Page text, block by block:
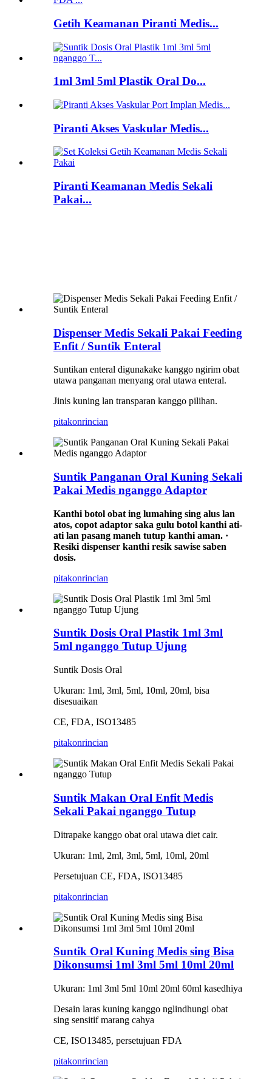
Getih Keamanan Piranti Medis...
1ml 3ml 5ml Plastik Oral Do...
Piranti Akses Vaskular Medis...
Piranti Keamanan Medis Sekali
Pakai...
Dispenser Medis Sekali Pakai Feeding
Enfit / Suntik Enteral
Suntikan enteral digunakake kanggo ngirim obat
utawa panganan menyang oral utawa enteral.
Jinis kuning lan transparan kanggo pilihan.
pitakonrincian
Suntik Panganan Oral Kuning Sekali
Pakai Medis nganggo Adaptor
Kanthi botol obat ing lumahing sing alus lan
atos, copot adaptor saka gulu botol kanthi ati-
ati lan pasang maneh tutup kanthi aman. ·
Resiki dispenser kanthi resik sawise saben
dosis.
pitakonrincian
Suntik Dosis Oral Plastik 1ml 3ml
5ml nganggo Tutup Ujung
Suntik Dosis Oral
Ukuran: 1ml, 3ml, 5ml, 10ml, 20ml, bisa
disesuaikan
CE, FDA, ISO13485
pitakonrincian
Suntik Makan Oral Enfit Medis
Sekali Pakai nganggo Tutup
Ditrapake kanggo obat oral utawa diet cair.
Ukuran: 1ml, 2ml, 3ml, 5ml, 10ml, 20ml
Persetujuan CE, FDA, ISO13485
pitakonrincian
Suntik Oral Kuning Medis sing Bisa
Dikonsumsi 1ml 3ml 5ml 10ml 20ml
Ukuran: 1ml 3ml 5ml 10ml 20ml 60ml kasedhiya
Desain laras kuning kanggo nglindhungi obat
sing sensitif marang cahya
CE, ISO13485, persetujuan FDA
pitakonrincian